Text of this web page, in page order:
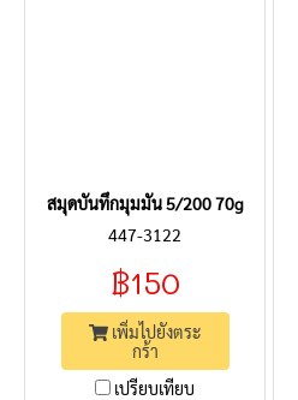
สมุดบันทึกมุมมัน 5/200 70g
447-3122
฿150
เพิ่มไปยังตระ
กร้า
เปรียบเทียบ